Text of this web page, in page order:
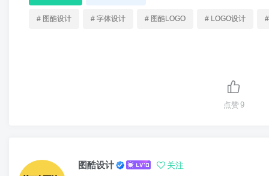
# 图酷设计 # 字体设计 # 图酷LOGO # LOGO设计
点赞9
图酷设计 关注